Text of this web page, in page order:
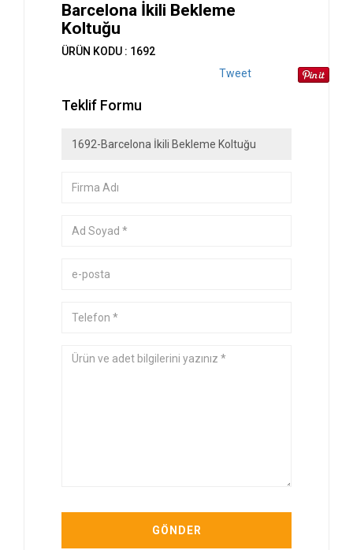
Barcelona İkili Bekleme
Koltuğu
ÜRÜN KODU : 1692
Tweet
Teklif Formu